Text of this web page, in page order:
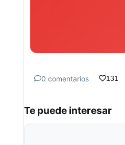
0 comentarios 131
Te puede interesar